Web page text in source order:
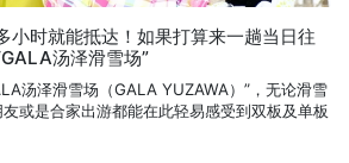
小时就能抵达！如果打算来一趟当日往
汤泽滑雪场”
汤泽滑雪场（GALA YUZAWA）”，无论滑雪
或是合家出游都能在此轻易感受到双板及单板